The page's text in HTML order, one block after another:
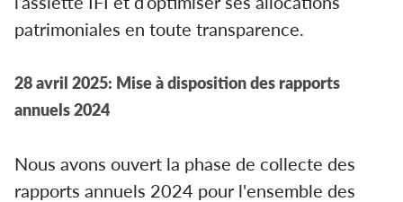
patrimoniales en toute transparence.
28 avril 2025: Mise à disposition des rapports
annuels 2024
Nous avons ouvert la phase de collecte des
rapports annuels 2024 pour l'ensemble des